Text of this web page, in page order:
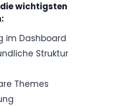
wichtigsten
im Dashboard
Struktur
Themes